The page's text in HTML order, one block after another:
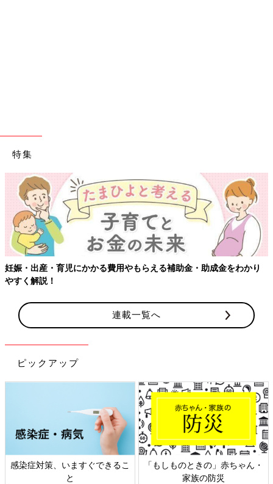
特集
妊娠・出産・育児にかかる費用やもらえる補助金・助成金をわかり
やすく解説！
連載一覧へ
ピックアップ
感染症対策、いますぐできるこ
と
「もしものときの」赤ちゃん・
家族の防災